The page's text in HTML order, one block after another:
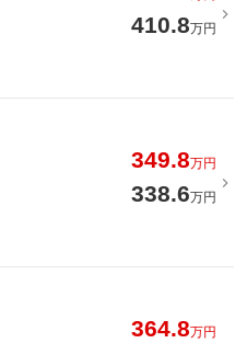
410.8万円
349.8万円
338.6万円
364.8万円